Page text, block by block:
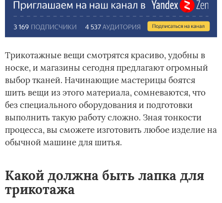
Трикотажные вещи смотрятся красиво, удобны в
носке, и магазины сегодня предлагают огромный
выбор тканей. Начинающие мастерицы боятся
шить вещи из этого материала, сомневаются, что
без специального оборудования и подготовки
выполнить такую работу сложно. Зная тонкости
процесса, вы сможете изготовить любое изделие на
обычной машине для шитья.
Какой должна быть лапка для
трикотажа